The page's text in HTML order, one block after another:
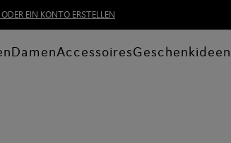
EIN KONTO ERSTELLEN
DamenAccessoiresGeschenkideen